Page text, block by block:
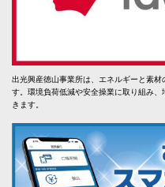
出光興産徳山事業所は、エネルギーと素
す。環境負荷低減や安全操業に取り組み
きます。